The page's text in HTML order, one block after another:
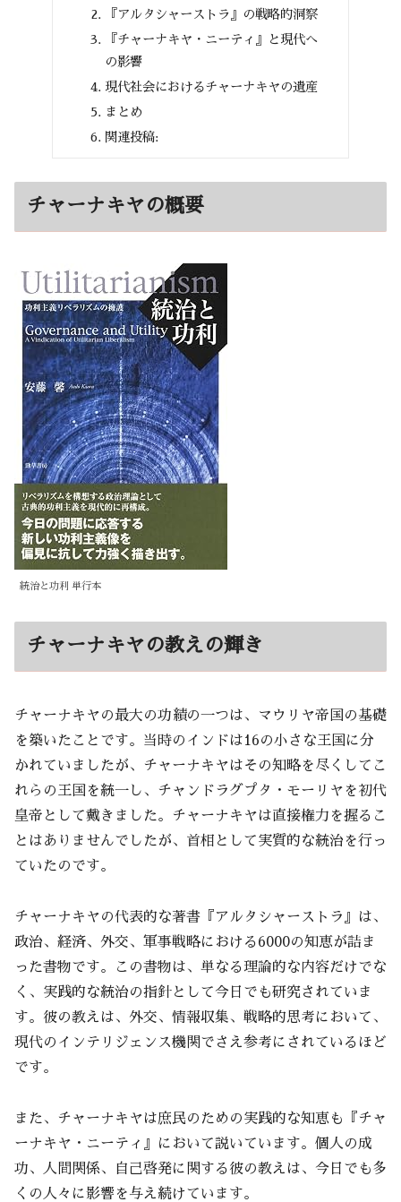
『アルタシャーストラ』の戦略的洞察
『チャーナキヤ・ニーティ』と現代へ
の影響
現代社会におけるチャーナキヤの遺産
まとめ
関連投稿:
チャーナキヤの概要
統治と功利 単行本
チャーナキヤの教えの輝き
チャーナキヤの最大の功績の一つは、マウリヤ帝国の基礎
を築いたことです。当時のインドは16の小さな王国に分
かれていましたが、チャーナキヤはその知略を尽くしてこ
れらの王国を統一し、チャンドラグプタ・モーリヤを初代
皇帝として戴きました。チャーナキヤは直接権力を握るこ
とはありませんでしたが、首相として実質的な統治を行っ
ていたのです。
チャーナキヤの代表的な著書『アルタシャーストラ』は、
政治、経済、外交、軍事戦略における6000の知恵が詰ま
った書物です。この書物は、単なる理論的な内容だけでな
く、実践的な統治の指針として今日でも研究されていま
す。彼の教えは、外交、情報収集、戦略的思考において、
現代のインテリジェンス機関でさえ参考にされているほど
です。
また、チャーナキヤは庶民のための実践的な知恵も『チャ
ーナキヤ・ニーティ』において説いています。個人の成
功、人間関係、自己啓発に関する彼の教えは、今日でも多
くの人々に影響を与え続けています。